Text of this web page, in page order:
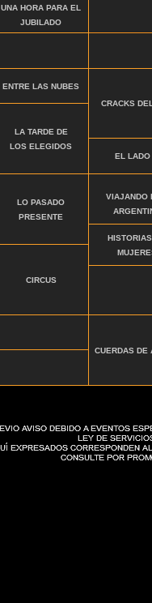
UNA HORA PARA EL
JUBILADO
ENTRE LAS NUBES
CRACKS
LA TARDE DE
LOS ELEGIDOS
EL LADO
LO PASADO
PRESENTE
VIAJANDO
CIRCUS
CUERDAS DE